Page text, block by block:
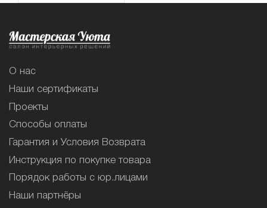
О нас
Наши сертификаты
Проекты
Способы оплаты
Гарантия и Условия Возврата
Инструкция по покупке товара
Порядок работы с юр.лицами
Наши партнёры